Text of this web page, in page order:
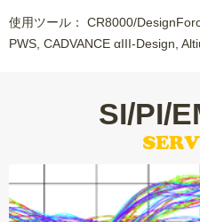
使用ツール： CR8000/
PWS, CADVANCE αIII-Design,
SI/PI/